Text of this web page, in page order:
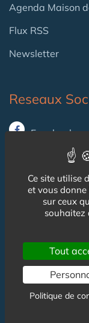
Agenda Maison
Flux RSS
Newsletter
Reseaux
Facebook
X (ex-
Linkedin
CGU
Mentions légales
Ce site utilise
et vous
sur ceux
souhaitez
Tout
Politique de